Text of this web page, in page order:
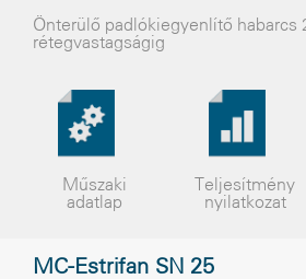
Önterülõ padlókiegyenlítõ habarcs
rétegvastagságig
Műszaki
adatlap
Teljesítmény
nyilatkozat
MC-Estrifan SN 25